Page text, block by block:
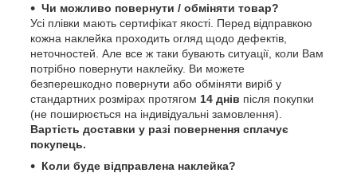
Чи можливо повернути / обміняти товар?
Усі плівки мають сертифікат якості. Перед відправкою
кожна наклейка проходить огляд щодо дефектів,
неточностей. Але все ж таки бувають ситуації, коли Вам
потрібно повернути наклейку. Ви можете
безперешкодно повернути або обміняти виріб у
стандартних розмірах протягом 14 днів після покупки
(не поширюється на індивідуальні замовлення).
Вартість доставки у разі повернення сплачує
покупець.
Коли буде відправлена наклейка?